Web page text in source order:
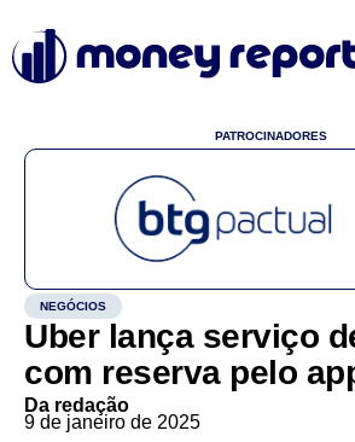
PATROCINADORES
NEGÓCIOS
Uber lança serviço
com reserva pelo
Da redação
9 de janeiro de 2025